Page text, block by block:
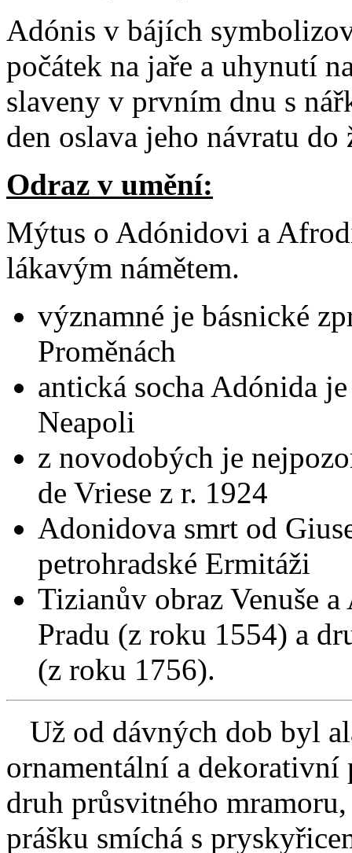
Adónis v bájích
počátek na jaře a uhynutí
slaveny v prvním dnu s
den oslava jeho návratu do
Odraz v umění:
Mýtus o Adónidovi a
lákavým námětem.
významné je básnické
Proměnách
antická socha Adónida
Neapoli
z novodobých je
de Vriese z r. 1924
Adonidova smrt od
petrohradské Ermitáži
Tizianův obraz Venuše
Pradu (z roku 1554) a
(z roku 1756).
Už od dávných dob byl
ornamentální a dekorativní
druh průsvitného
prášku smíchá s